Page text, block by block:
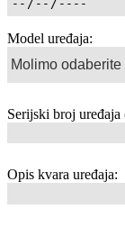
Model uređaja:
Serijski broj uređaja
Opis kvara uređaja: